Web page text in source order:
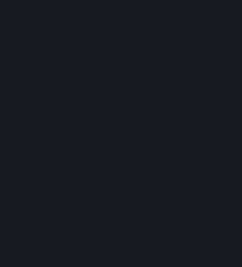
为保障您的个人信息安全，我们会在
合理必要的物理、技术和行政管理方
个人信息，以防止您的个人信息遭受
问、披露和更改，包括建立合理的制
施来防止您的个人信息遭到未经授权
互联网并非绝对安全的环境，我们建
密码，并妥善保护您的个人信息安全
给我们的任何信息的安全性。如果因
防护设施遭到破坏，导致您的个人信
披露、篡改、或毁坏，进而使您的合